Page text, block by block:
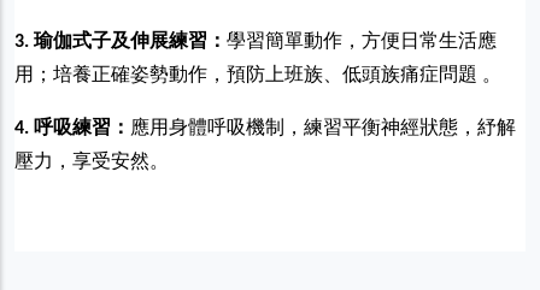
3. 瑜伽式子及伸展練習： 學習簡單動作，方便日常生活應
用；培養正確姿勢動作，預防上班族、低頭族痛症問題 。
4. 呼吸練習： 應用身體呼吸機制，練習平衡神經狀態，紓解
壓力，享受安然。